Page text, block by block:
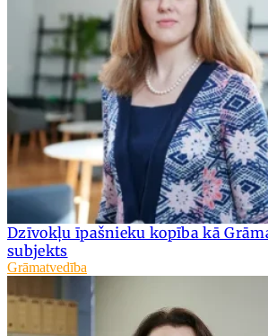
Dzīvokļu īpašnieku kopība kā
subjekts
Grāmatvedība